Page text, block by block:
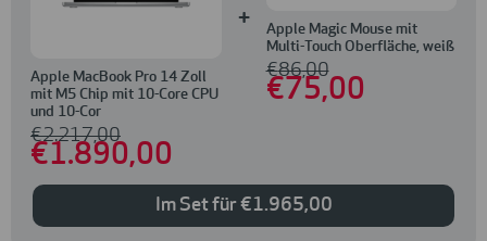
Apple MacBook Pro 14 Zoll
mit M5 Chip mit 10-Core CPU
und 10-Cor
€2.217,00
€1.890,00
+
Apple Magic Mouse mit
Multi-Touch Oberfläche, weiß
€86,00
€75,00
Im Set für€1.965,00